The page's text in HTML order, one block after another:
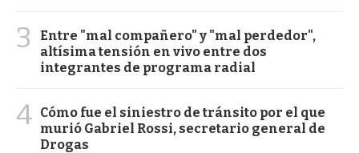
3
Entre "mal compañero" y "mal perdedor",
altísima tensión en vivo entre dos
integrantes de programa radial
4 Cómo fue el siniestro de tránsito por el que
murió Gabriel Rossi, secretario general de
Drogas